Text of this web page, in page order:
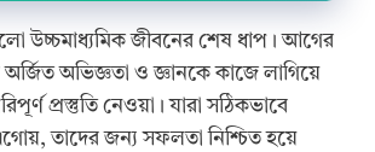
উচ্চমাধ্যমিক জীবনের শেষ ধাপ। আগের
অর্জিত অভিজ্ঞতা ও জ্ঞানকে কাজে লাগিয়ে
প্রস্তুতি নেওয়া। যারা সঠিকভাবে
তাদের জন্য সফলতা নিশ্চিত হয়ে